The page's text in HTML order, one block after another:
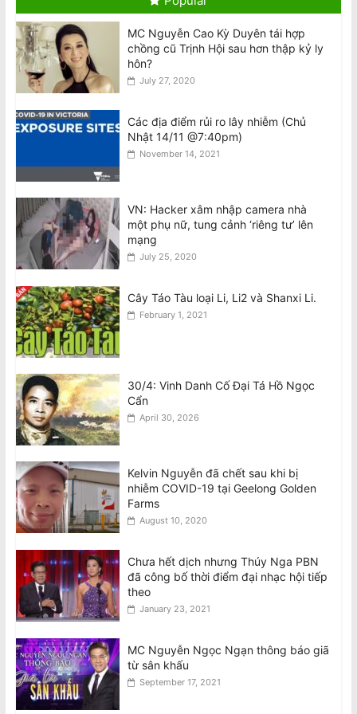
August 6, 2026
Visit to Australia by the General
Secretary and President of the
Tên lửa SpaceX Falcon 9 đâm vào Mặt
Trăng tốc độ 8.690 km/h
National Stroke Week: Sau tuổi 40, vì
sao bạn cần quan tâm đến đột quỵ?
August 6, 2026
MC Nguyễn Cao Kỳ Duyên tái hợp
chồng cũ Trịnh Hội sau hơn thập kỷ ly
hôn?
July 27, 2020
Các địa điểm rủi ro lây nhiễm (Chủ
Nhật 14/11 @7:40pm)
November 14, 2021
VN: Hacker xâm nhập camera nhà
một phụ nữ, tung cảnh ‘riêng tư’ lên
mạng
July 25, 2020
Cây Táo Tàu loại Li, Li2 và Shanxi Li.
February 1, 2021
30/4: Vinh Danh Cố Đại Tá Hồ Ngọc
Cẩn
April 30, 2026
Kelvin Nguyễn đã chết sau khi bị
nhiễm COVID-19 tại Geelong Golden
Farms
August 10, 2020
Chưa hết dịch nhưng Thúy Nga PBN
đã công bố thời điểm đại nhạc hội tiếp
theo
January 23, 2021
MC Nguyễn Ngọc Ngạn thông báo giã
từ sân khấu
September 17, 2021